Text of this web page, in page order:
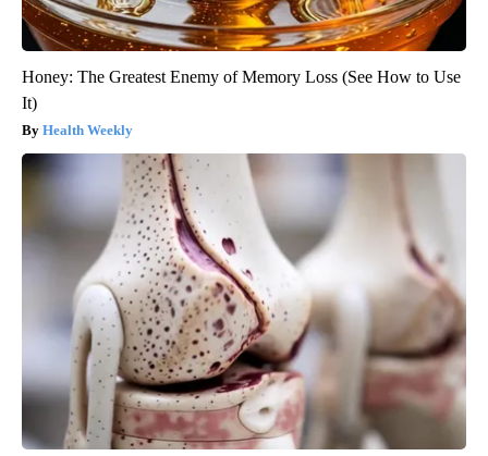
Honey: The Greatest Enemy of Memory Loss (See How to Use
It)
Health Weekly